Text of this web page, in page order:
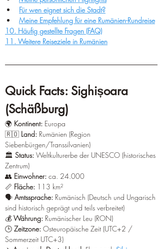
Für wen eignet sich die Stadt?
Meine Empfehlung für eine Rumänien-Rundreise
10. Häufig gestellte Fragen (FAQ)
11. Weitere Reiseziele in Rumänien
Quick Facts: Sighișoara
(Schäßburg)
🌍 Kontinent: Europa
🇷🇴 Land: Rumänien (Region
Siebenbürgen/Transsilvanien)
🏛️ Status: Weltkulturerbe der UNESCO (historisches
Zentrum)
👥 Einwohner: ca. 24.000
📏 Fläche: 113 km²
🗣️ Amtssprache: Rumänisch (Deutsch und Ungarisch
sind historisch geprägt und teils verbreitet)
💰 Währung: Rumänischer Leu (RON)
🕒 Zeitzone: Osteuropäische Zeit (UTC+2 /
Sommerzeit UTC+3)